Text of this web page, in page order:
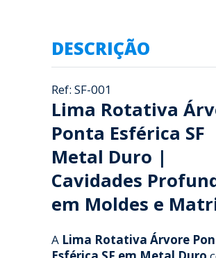
DESCRIÇÃO
Ref: SF-001
Lima Rotativa
Ponta Esférica SF
Metal Duro |
Cavidades
em Moldes e
A Lima Rotativa Árvore